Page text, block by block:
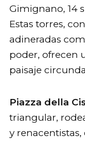
Gimignano, 14
Estas torres,
adineradas
poder, ofrecen
paisaje
Piazza della
triangular,
y renacentistas,